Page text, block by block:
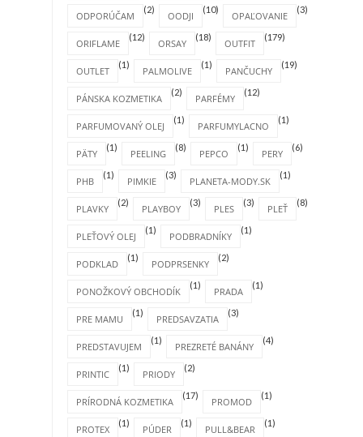
ODPORÚČAM
(2)
OODJI
(10)
OPAĽOVANIE
(3)
ORIFLAME
(12)
ORSAY
(18)
OUTFIT
(179)
OUTLET
(1)
PALMOLIVE
(1)
PANČUCHY
(19)
PÁNSKA KOZMETIKA
(2)
PARFÉMY
(12)
PARFUMOVANÝ OLEJ
(1)
PARFUMYLACNO
(1)
PÄTY
(1)
PEELING
(8)
PEPCO
(1)
PERY
(6)
PHB
(1)
PIMKIE
(3)
PLANETA-MODY.SK
(1)
PLAVKY
(2)
PLAYBOY
(3)
PLES
(3)
PLEŤ
(8)
PLEŤOVÝ OLEJ
(1)
PODBRADNÍKY
(1)
PODKLAD
(1)
PODPRSENKY
(2)
PONOŽKOVÝ OBCHODÍK
(1)
PRADA
(1)
PRE MAMU
(1)
PREDSAVZATIA
(3)
PREDSTAVUJEM
(1)
PREZRETÉ BANÁNY
(4)
PRINTIC
(1)
PRIODY
(2)
PRÍRODNÁ KOZMETIKA
(17)
PROMOD
(1)
PROTEX
(1)
PÚDER
(1)
PULL&BEAR
(1)